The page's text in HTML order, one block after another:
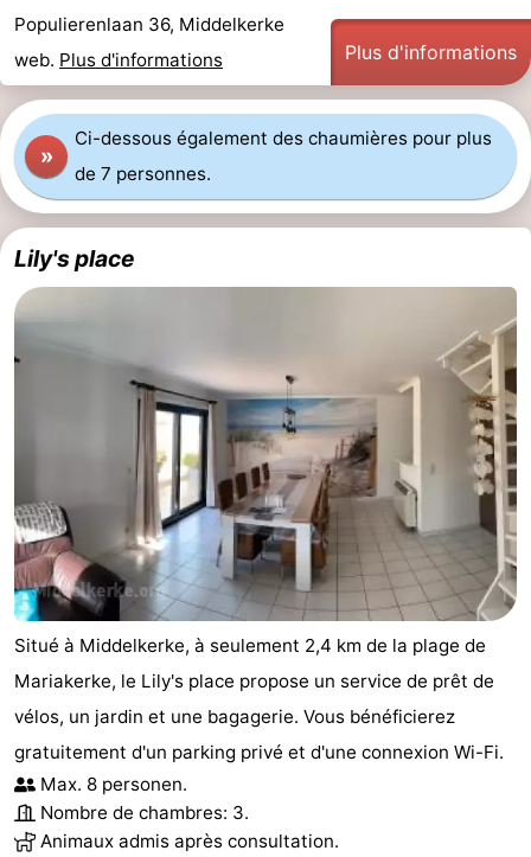
Musées
-
Monuments
-
Églises
-
Points
de
vue
Attractions
-
Fermes
-
Terrains
-
jeux
intérieures
Parcours
de
mini-
golf
Centres
de
bien-
être
Villages
&
villes
Nature
Sports
-
Piscines
-
Faire
-
Populierenlaan 36, Middelkerke
web. Plus d'informations Plus d'informations
»
Ci-dessous également des chaumières pour plus
de 7 personnes.
Lily's place
Situé à Middelkerke, à seulement 2,4 km de la plage de
Mariakerke, le Lily's place propose un service de prêt de
vélos, un jardin et une bagagerie. Vous bénéficierez
gratuitement d'un parking privé et d'une connexion Wi-Fi.
Max. 8 personen.
Nombre de chambres: 3.
Animaux admis après consultation.